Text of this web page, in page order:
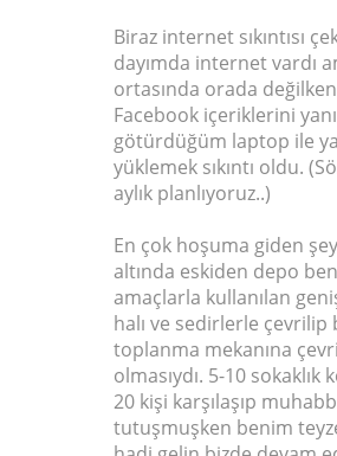
Biraz internet sıkıntısı
dayımda internet vardı
ortasında orada değilken
Facebook içeriklerini
götürdüğüm laptop ile
yüklemek sıkıntı oldu.
aylık planlıyoruz..)
En çok hoşuma giden
altında eskiden depo
amaçlarla kullanılan
halı ve sedirlerle çevrilip
toplanma mekanına
olmasıydı. 5-10 sokaklık
20 kişi karşılaşıp
tutuşmuşken benim